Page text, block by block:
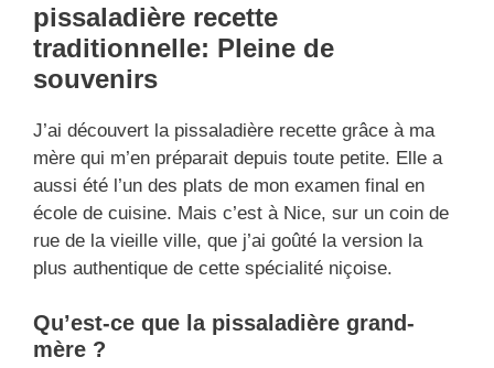
pissaladière recette
traditionnelle: Pleine de
souvenirs
J’ai découvert la pissaladière recette​ grâce à ma
mère qui m’en préparait depuis toute petite. Elle a
aussi été l’un des plats de mon examen final en
école de cuisine. Mais c’est à Nice, sur un coin de
rue de la vieille ville, que j’ai goûté la version la
plus authentique de cette spécialité niçoise.
Qu’est-ce que la pissaladière grand-
mère ?